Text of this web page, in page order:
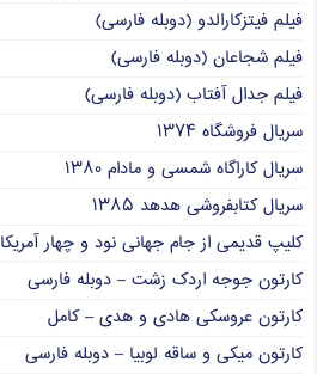
فیلم فیتزکارالدو (دوبله فارسی)
فیلم شجاعان (دوبله فارسی)
فیلم جدال آفتاب (دوبله فارسی)
سریال فروشگاه ۱۳۷۴
سریال کاراگاه شمسی و مادام ۱۳۸۰
سریال کتابفروشی هدهد ۱۳۸۵
کلیپ قدیمی از جام جهانی نود و چهار آمریکا
کارتون جوجه اردک زشت – دوبله فارسی
کارتون عروسکی هادی و هدی – کامل
کارتون میکی و ساقه لوبیا – دوبله فارسی